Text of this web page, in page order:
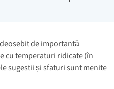
de importantă
cu temperaturi ridicate (în
sugestii și sfaturi sunt menite